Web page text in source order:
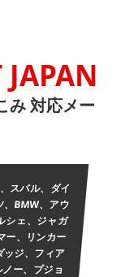
み 対応メー
スバル、ダイ
、BMW、アウ
シェ、ジャガ
ー、リンカー
ッジ、フィア
ー、プジョ